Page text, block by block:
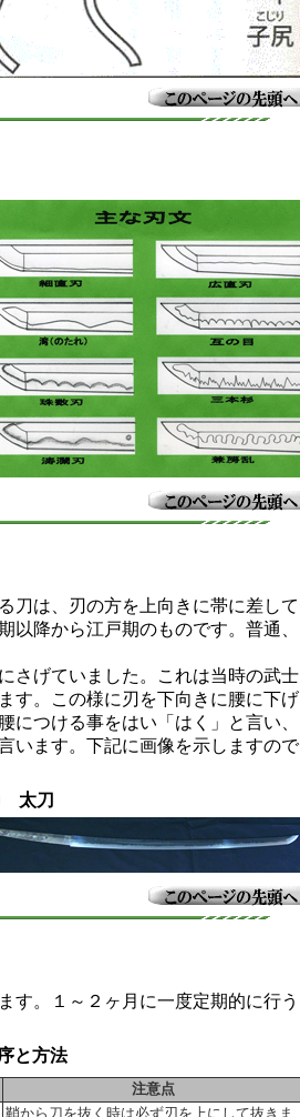
刀は、刃の方を上向きに帯に差して
以降から江戸期のものです。普通、
さげていました。これは当時の武士
す。この様に刃を下向きに腰に下げ
につける事をはい「はく」と言い、
います。下記に画像を示しますので
太刀
す。１～２ヶ月に一度定期的に行う
と方法
注意点
鞘から刀を抜く時は必ず刃を上にして抜きま